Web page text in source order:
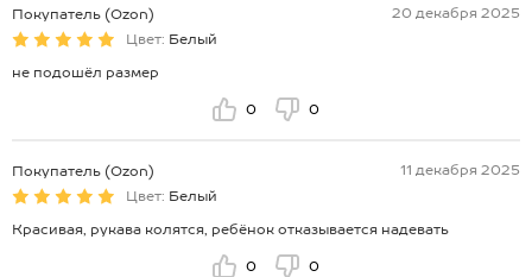
Покупатель (Ozon)
20 декабря 2025
Цвет: Белый
не подошёл размер
0 0
Покупатель (Ozon)
11 декабря 2025
Цвет: Белый
Красивая, рукава колятся, ребёнок отказывается надевать
0 0